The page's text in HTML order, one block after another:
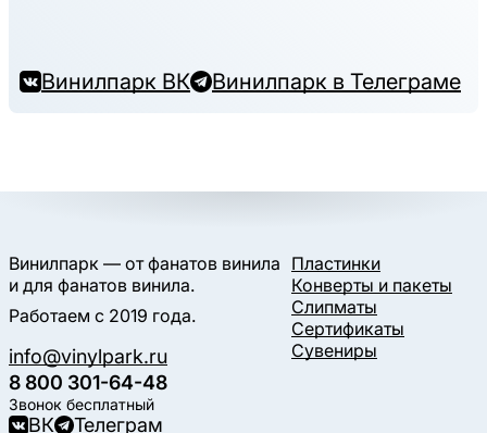
Винилпарк ВК Винилпарк в Телеграме
Винилпарк — от фанатов винила
и для фанатов винила.
Работаем с 2019 года.
info@vinylpark.ru
8 800 301-64-48
Звонок бесплатный
ВК Телеграм
Пластинки
Конверты и пакеты
Слипматы
Сертификаты
Сувениры